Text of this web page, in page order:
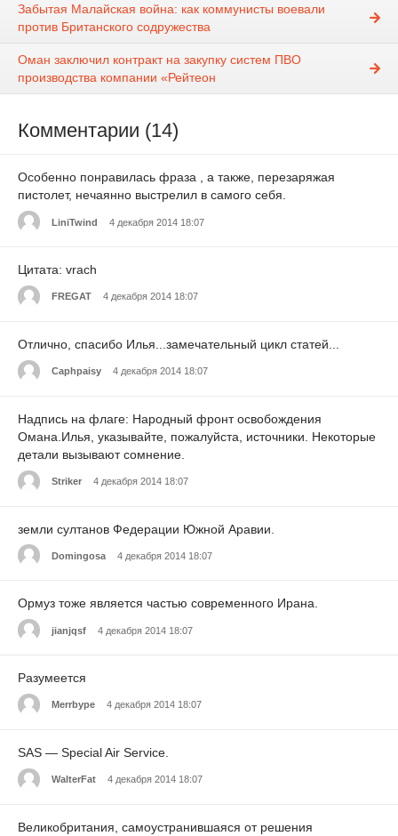
Забытая Малайская война: как коммунисты воевали
против Британского содружества
Оман заключил контракт на закупку систем ПВО
производства компании «Рейтеон
Комментарии (14)
Особенно понравилась фраза , а также, перезаряжая
пистолет, нечаянно выстрелил в самого себя.
LiniTwind 4 декабря 2014 18:07
Цитата: vrach
FREGAT 4 декабря 2014 18:07
Отлично, спасибо Илья...замечательный цикл статей...
Caphpaisy 4 декабря 2014 18:07
Надпись на флаге: Народный фронт освобождения
Омана.Илья, указывайте, пожалуйста, источники. Некоторые
детали вызывают сомнение.
Striker 4 декабря 2014 18:07
земли султанов Федерации Южной Аравии.
Domingosa 4 декабря 2014 18:07
Ормуз тоже является частью современного Ирана.
jianjqsf 4 декабря 2014 18:07
Разумеется
Merrbype 4 декабря 2014 18:07
SAS — Special Air Service.
WalterFat 4 декабря 2014 18:07
Великобритания, самоустранившаяся от решения